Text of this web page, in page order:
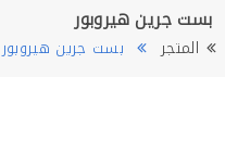
بست جرين هيروبور
المتجر بست جرين هيروبور